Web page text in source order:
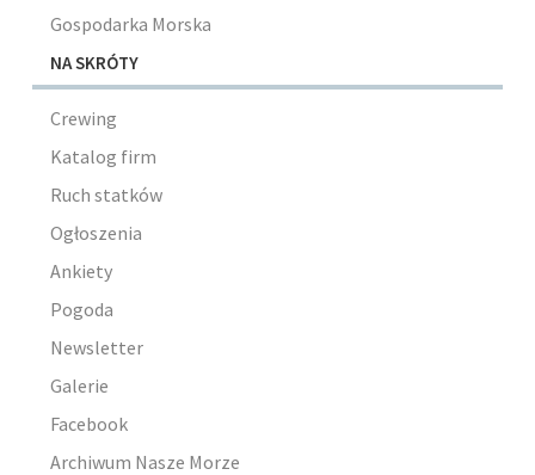
Gospodarka Morska
NA SKRÓTY
Crewing
Katalog firm
Ruch statków
Ogłoszenia
Ankiety
Pogoda
Newsletter
Galerie
Facebook
Archiwum Nasze Morze